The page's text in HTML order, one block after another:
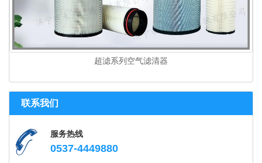
超滤系列空气滤清器
联系我们
服务热线
0537-4449880